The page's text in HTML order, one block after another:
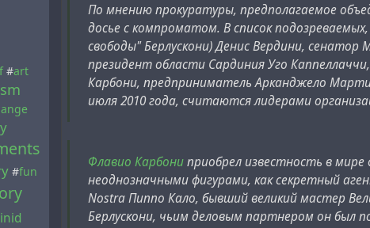
#art
#fun
По мнению прокуратуры, предполагаемое
досье с компроматом. В список
свободы" Берлускони) Денис Вердини,
президент области Сардиния Уго
Карбони, предприниматель Арканджело
июля 2010 года, считаются лидерами
Флавио Карбониприобрел известность в
неоднозначными фигурами, как секретный
Nostra Пиппо Кало, бывший великий мастер
Берлускони, чьим деловым партнером он был